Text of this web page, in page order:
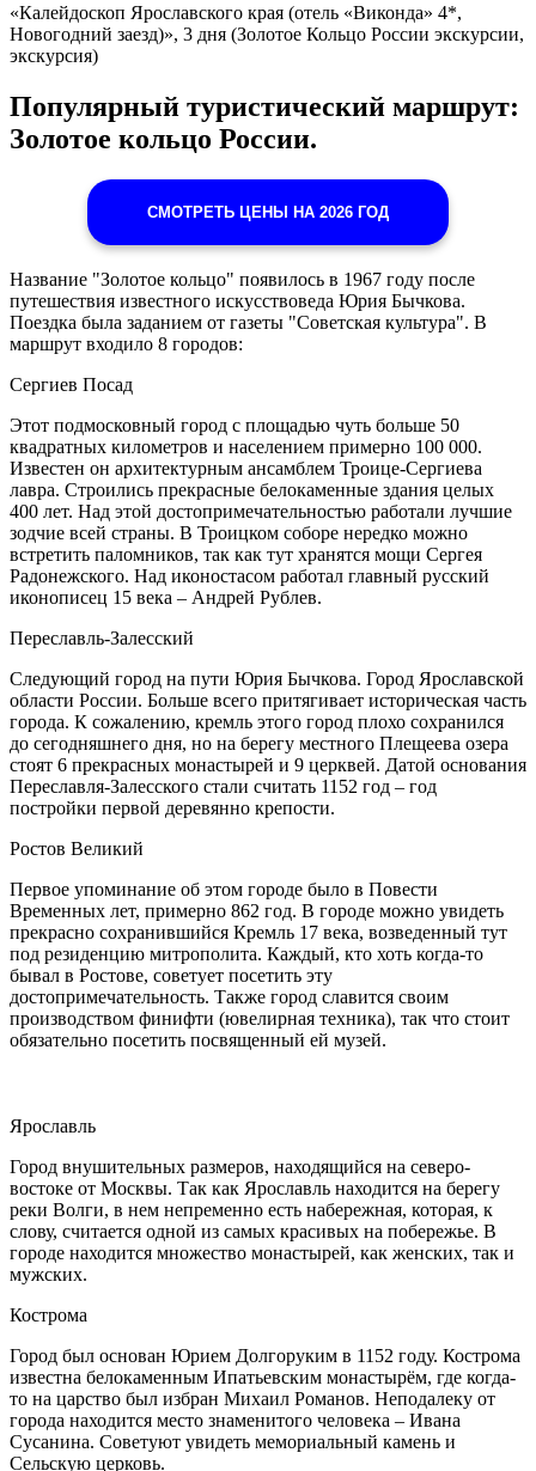
«Калейдоскоп Ярославского края (отель «Виконда» 4*,
Новогодний заезд)», 3 дня (Золотое Кольцо России экскурсии,
экскурсия)
Популярный туристический маршрут:
Золотое кольцо России.
СМОТРЕТЬ ЦЕНЫ НА 2026 ГОД
Название "Золотое кольцо" появилось в 1967 году после
путешествия известного искусствоведа Юрия Бычкова.
Поездка была заданием от газеты "Советская культура". В
маршрут входило 8 городов:
Сергиев Посад
Этот подмосковный город с площадью чуть больше 50
квадратных километров и населением примерно 100 000.
Известен он архитектурным ансамблем Троице-Сергиева
лавра. Строились прекрасные белокаменные здания целых
400 лет. Над этой достопримечательностью работали лучшие
зодчие всей страны. В Троицком соборе нередко можно
встретить паломников, так как тут хранятся мощи Сергея
Радонежского. Над иконостасом работал главный русский
иконописец 15 века – Андрей Рублев.
Переславль-Залесский
Следующий город на пути Юрия Бычкова. Город Ярославской
области России. Больше всего притягивает историческая часть
города. К сожалению, кремль этого город плохо сохранился
до сегодняшнего дня, но на берегу местного Плещеева озера
стоят 6 прекрасных монастырей и 9 церквей. Датой основания
Переславля-Залесского стали считать 1152 год – год
постройки первой деревянно крепости.
Ростов Великий
Первое упоминание об этом городе было в Повести
Временных лет, примерно 862 год. В городе можно увидеть
прекрасно сохранившийся Кремль 17 века, возведенный тут
под резиденцию митрополита. Каждый, кто хоть когда-то
бывал в Ростове, советует посетить эту
достопримечательность. Также город славится своим
производством финифти (ювелирная техника), так что стоит
обязательно посетить посвященный ей музей.
Ярославль
Город внушительных размеров, находящийся на северо-
востоке от Москвы. Так как Ярославль находится на берегу
реки Волги, в нем непременно есть набережная, которая, к
слову, считается одной из самых красивых на побережье. В
городе находится множество монастырей, как женских, так и
мужских.
Кострома
Город был основан Юрием Долгоруким в 1152 году. Кострома
известна белокаменным Ипатьевским монастырём, где когда-
то на царство был избран Михаил Романов. Неподалеку от
города находится место знаменитого человека – Ивана
Сусанина. Советуют увидеть мемориальный камень и
Сельскую церковь.